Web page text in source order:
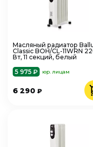
Масляный радиатор
Classic BOH/CL-11WRN
Вт, 11 секций, белый
5 975 ₽
юр. лицам
6 290 ₽